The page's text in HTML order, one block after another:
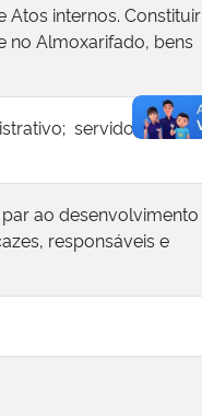
Atos internos. Constituir
no Almoxarifado, bens
servidor
ao desenvolvimento
responsáveis e